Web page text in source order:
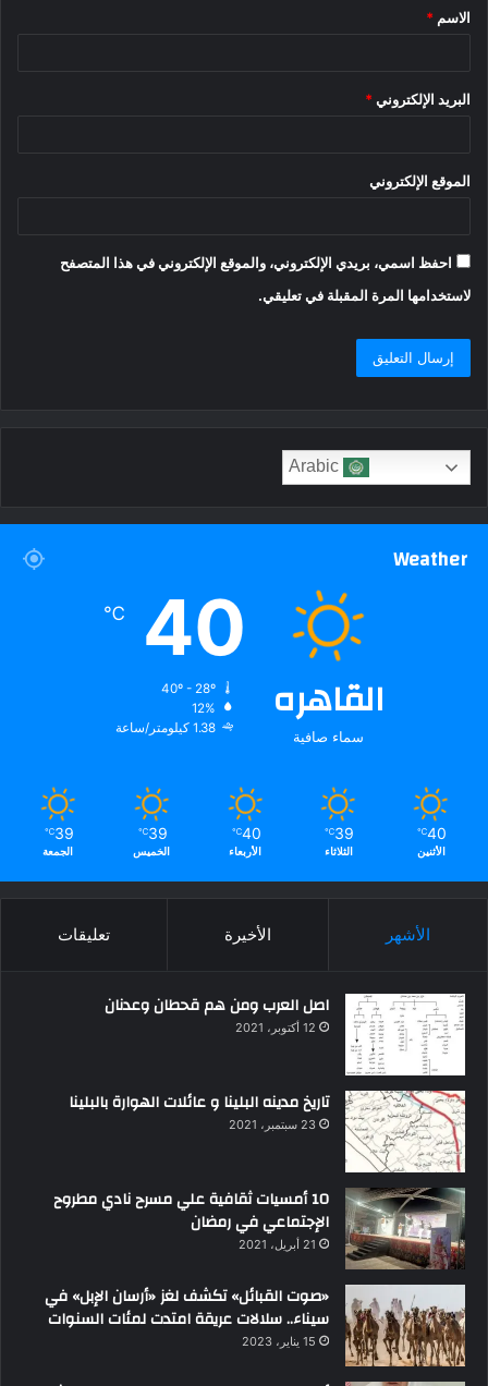
*
الاسم *
البريد الإلكتروني *
الموقع الإلكتروني
احفظ اسمي، بريدي الإلكتروني، والموقع الإلكتروني في هذا المتصفح
لاستخدامها المرة المقبلة في تعليقي.
Weather
القاهره
سماء صافية
40
℃
12%
1.38 كيلومتر/ساعة
40
℃
الأثنين
39
℃
الثلاثاء
40
℃
الأربعاء
39
℃
الخميس
39
℃
الجمعة
الأشهر الأخيرة تعليقات
اصل العرب ومن هم قحطان وعدنان
12 أكتوبر، 2021
تاريخ مدينه البلينا و عائلات الهوارة بالبلينا
23 سبتمبر، 2021
10 أمسيات ثقافية علي مسرح نادي مطروح
الإجتماعي في رمضان
21 أبريل، 2021
«صوت القبائل» تكشف لغز «أرسان الإبل» في
سيناء.. سلالات عريقة امتدت لمئات السنوات
15 يناير، 2023